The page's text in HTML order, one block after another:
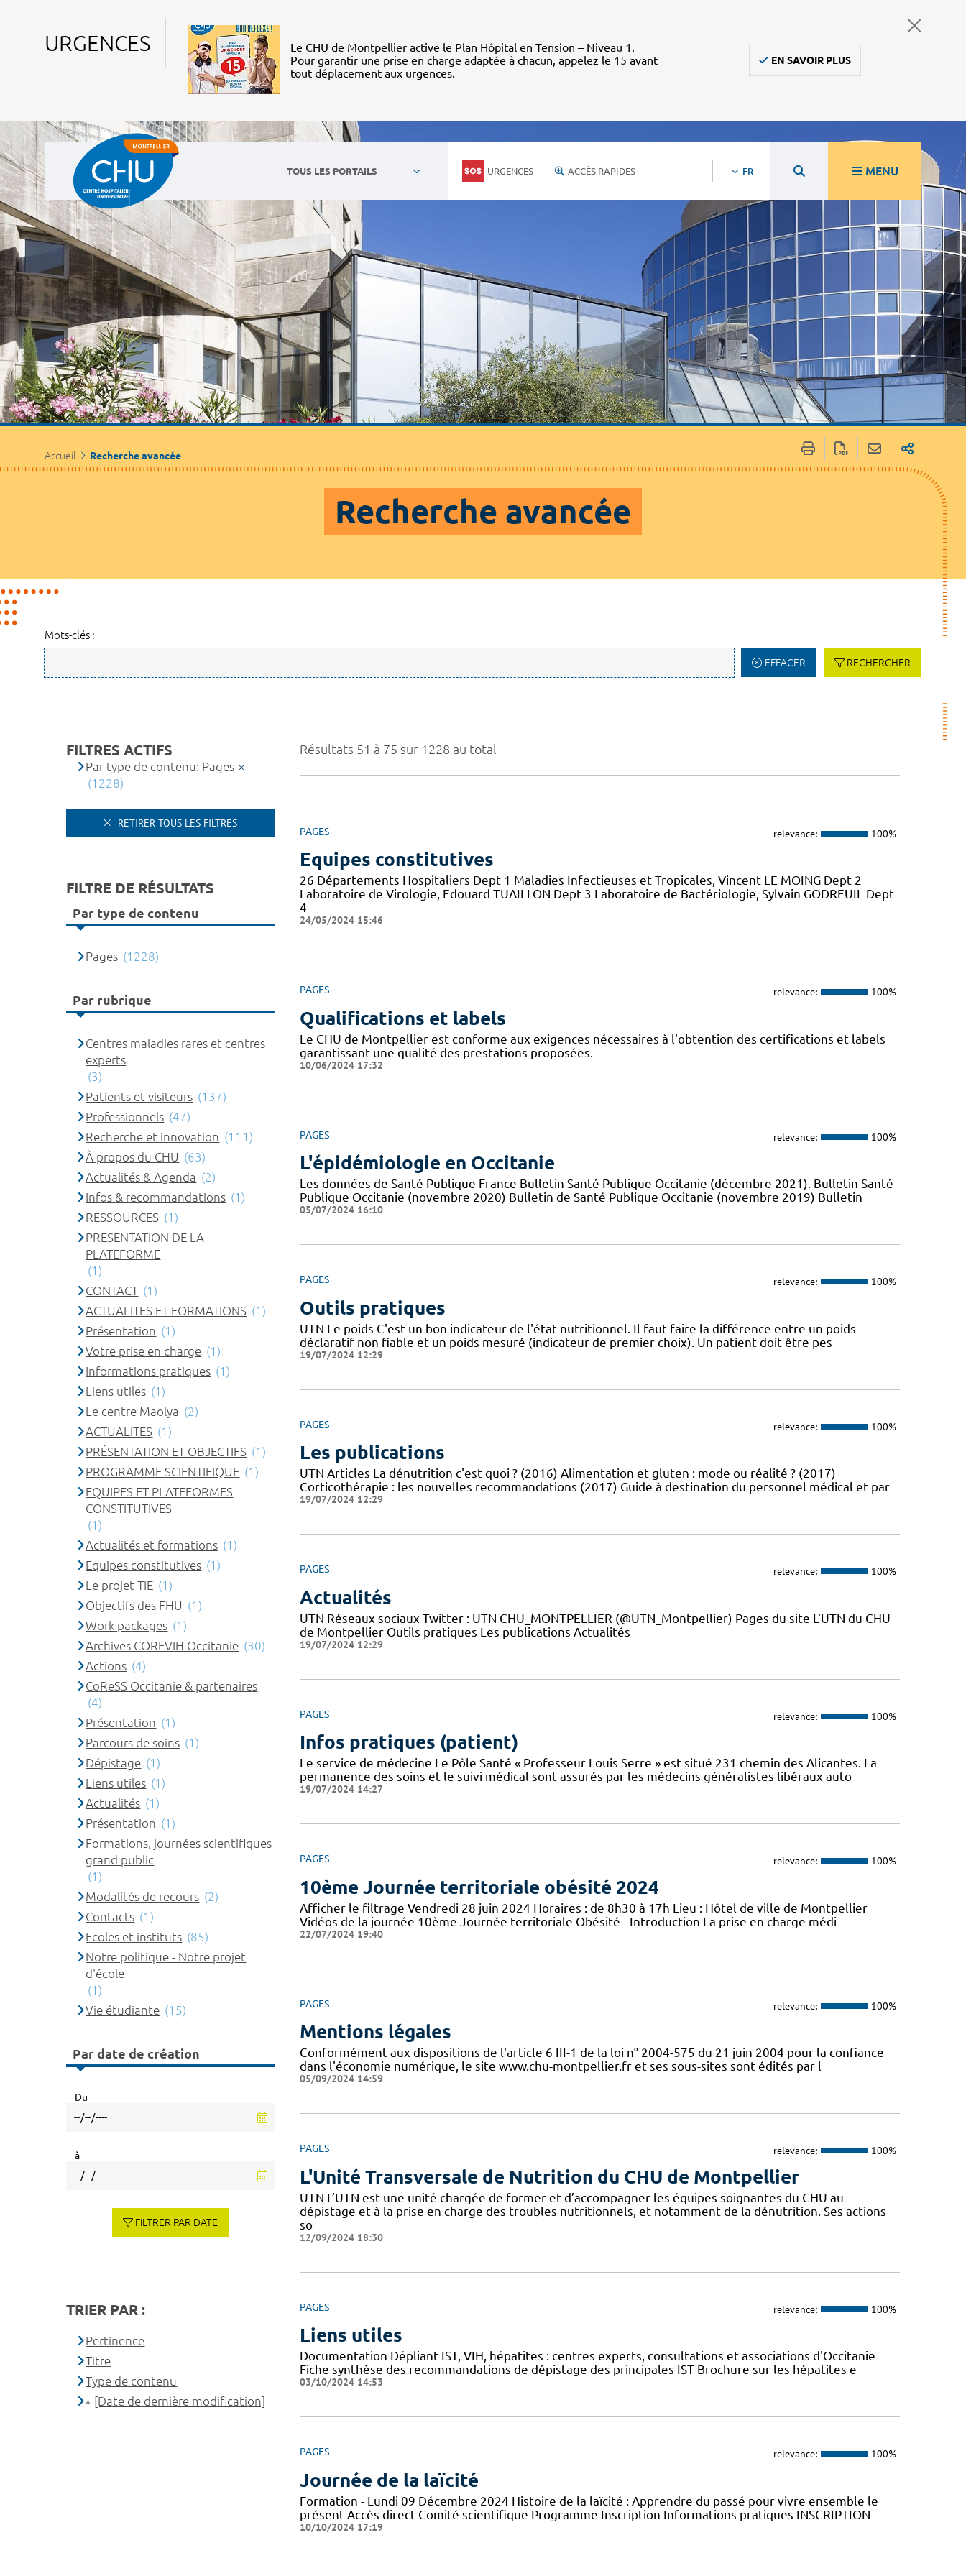
URGENCES
Le CHU de Montpellier active le Plan Hôpital en Tension – Niveau 1.
Pour garantir une prise en charge adaptée à chacun, appelez le 15 avant
tout déplacement aux urgences.
EN SAVOIR PLUS
TOUS LES PORTAILS URGENCES ACCÈS RAPIDES FR MENU
Accueil Recherche avancée
Recherche avancée
Mots-clés :
EFFACER RECHERCHER
Résultats 51 à 75 sur 1228 au total
PAGES relevance: 100%
Equipes constitutives
26 Départements Hospitaliers Dept 1 Maladies Infectieuses et Tropicales, Vincent LE MOING Dept 2
Laboratoire de Virologie, Edouard TUAILLON Dept 3 Laboratoire de Bactériologie, Sylvain GODREUIL Dept
4
24/05/2024 15:46
PAGES relevance: 100%
Qualifications et labels
Le CHU de Montpellier est conforme aux exigences nécessaires à l'obtention des certifications et labels
garantissant une qualité des prestations proposées.
10/06/2024 17:32
PAGES relevance: 100%
L'épidémiologie en Occitanie
Les données de Santé Publique France Bulletin Santé Publique Occitanie (décembre 2021). Bulletin Santé
Publique Occitanie (novembre 2020) Bulletin de Santé Publique Occitanie (novembre 2019) Bulletin
05/07/2024 16:10
PAGES relevance: 100%
Outils pratiques
UTN Le poids C'est un bon indicateur de l'état nutritionnel. Il faut faire la différence entre un poids
déclaratif non fiable et un poids mesuré (indicateur de premier choix). Un patient doit être pes
19/07/2024 12:29
PAGES relevance: 100%
Les publications
UTN Articles La dénutrition c'est quoi ? (2016) Alimentation et gluten : mode ou réalité ? (2017)
Corticothérapie : les nouvelles recommandations (2017) Guide à destination du personnel médical et par
19/07/2024 12:29
PAGES relevance: 100%
Actualités
UTN Réseaux sociaux Twitter : UTN CHU_MONTPELLIER (@UTN_Montpellier) Pages du site L'UTN du CHU
de Montpellier Outils pratiques Les publications Actualités
19/07/2024 12:29
PAGES relevance: 100%
Infos pratiques (patient)
Le service de médecine Le Pôle Santé « Professeur Louis Serre » est situé 231 chemin des Alicantes. La
permanence des soins et le suivi médical sont assurés par les médecins généralistes libéraux auto
19/07/2024 14:27
PAGES relevance: 100%
10ème Journée territoriale obésité 2024
Afficher le filtrage Vendredi 28 juin 2024 Horaires : de 8h30 à 17h Lieu : Hôtel de ville de Montpellier
Vidéos de la journée 10ème Journée territoriale Obésité - Introduction La prise en charge médi
22/07/2024 19:40
PAGES relevance: 100%
Mentions légales
Conformément aux dispositions de l'article 6 III-1 de la loi n° 2004-575 du 21 juin 2004 pour la confiance
dans l'économie numérique, le site www.chu-montpellier.fr et ses sous-sites sont édités par l
05/09/2024 14:59
PAGES relevance: 100%
L'Unité Transversale de Nutrition du CHU de Montpellier
UTN L’UTN est une unité chargée de former et d’accompagner les équipes soignantes du CHU au
dépistage et à la prise en charge des troubles nutritionnels, et notamment de la dénutrition. Ses actions
so
12/09/2024 18:30
PAGES relevance: 100%
Liens utiles
Documentation Dépliant IST, VIH, hépatites : centres experts, consultations et associations d'Occitanie
Fiche synthèse des recommandations de dépistage des principales IST Brochure sur les hépatites e
03/10/2024 14:53
PAGES relevance: 100%
Journée de la laïcité
Formation - Lundi 09 Décembre 2024 Histoire de la laïcité : Apprendre du passé pour vivre ensemble le
présent Accès direct Comité scientifique Programme Inscription Informations pratiques ​INSCRIPTION
10/10/2024 17:19
FILTRES ACTIFS
Par type de contenu: Pages
(1228)
RETIRER TOUS LES FILTRES
FILTRE DE RÉSULTATS
Par type de contenu
Pages (1228)
Par rubrique
Centres maladies rares et centres
experts
(3)
Patients et visiteurs (137)
Professionnels (47)
Recherche et innovation (111)
À propos du CHU (63)
Actualités & Agenda (2)
Infos & recommandations (1)
RESSOURCES (1)
PRESENTATION DE LA
PLATEFORME
(1)
CONTACT (1)
ACTUALITES ET FORMATIONS (1)
Présentation (1)
Votre prise en charge (1)
Informations pratiques (1)
Liens utiles (1)
Le centre Maolya (2)
ACTUALITES (1)
PRÉSENTATION ET OBJECTIFS (1)
PROGRAMME SCIENTIFIQUE (1)
EQUIPES ET PLATEFORMES
CONSTITUTIVES
(1)
Actualités et formations (1)
Equipes constitutives (1)
Le projet TIE (1)
Objectifs des FHU (1)
Work packages (1)
Archives COREVIH Occitanie (30)
Actions (4)
CoReSS Occitanie & partenaires
(4)
Présentation (1)
Parcours de soins (1)
Dépistage (1)
Liens utiles (1)
Actualités (1)
Présentation (1)
Formations, journées scientifiques
grand public
(1)
Modalités de recours (2)
Contacts (1)
Ecoles et instituts (85)
Notre politique - Notre projet
d'école
(1)
Vie étudiante (15)
Par date de création
Du
à
FILTRER PAR DATE
TRIER PAR :
Pertinence
Titre
Type de contenu
[Date de dernière modification]